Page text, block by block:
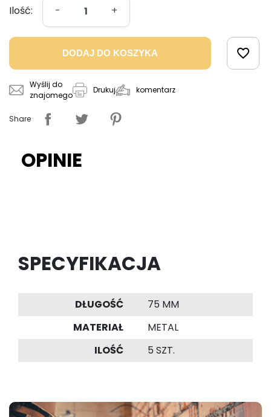
Ilość: - +
DODAJ DO KOSZYKA favorite_border
Wyślij do
znajomego
Drukuj komentarz
Share
OPINIE
SPECYFIKACJA
DŁUGOŚĆ
75 MM
MATERIAŁ
METAL
ILOŚĆ
5 SZT.